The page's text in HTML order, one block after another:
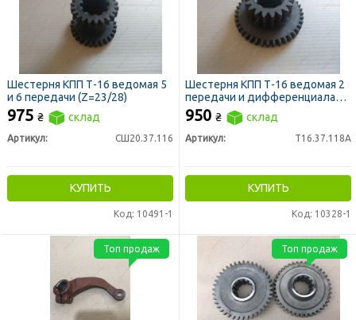
Шестерня КПП Т-16 ведомая 5
и 6 передачи (Z=23/28)
975 ₴ склад
Артикул: СШ20.37.116
КУПИТЬ
Код: 10491-1
Шестерня КПП Т-16 ведомая 2
передачи и дифференциала
(z=40/19)
950 ₴ склад
Артикул: Т16.37.118А
КУПИТЬ
Код: 10328-1
Топ продаж Топ продаж